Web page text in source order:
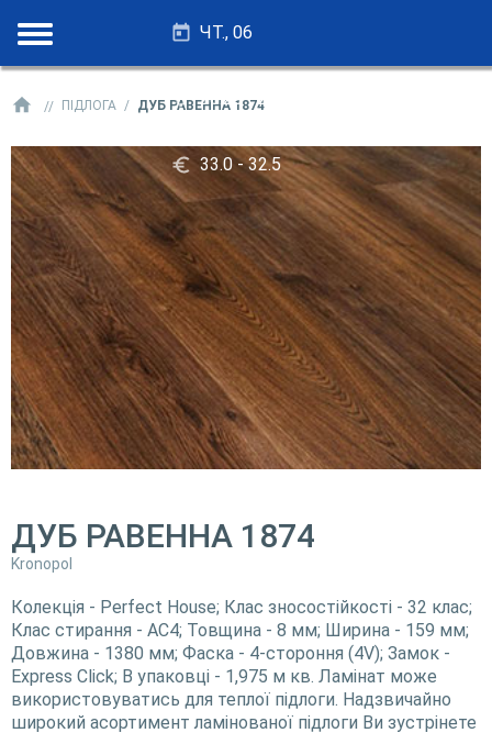
ЧТ., 06
28.25 - 27.75
33.0 - 32.5
ПІДЛОГА ДУБ РАВЕННА 1874
ДУБ РАВЕННА 1874
Kronopol
Колекція - Perfect House; Клас зносостійкості - 32 клас;
Клас стирання - АС4; Товщина - 8 мм; Ширина - 159 мм;
Довжина - 1380 мм; Фаска - 4-стороння (4V); Замок -
Express Click; В упаковці - 1,975 м кв. Ламінат може
використовуватись для теплої підлоги. Надзвичайно
широкий асортимент ламінованої підлоги Ви зустрінете